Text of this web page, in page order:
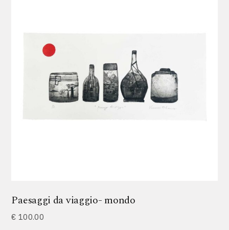
Paesaggi da viaggio- mondo
€ 100.00